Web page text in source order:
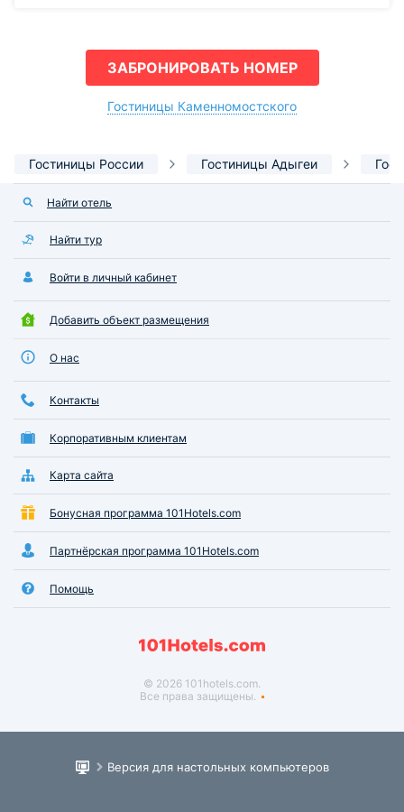
ЗАБРОНИРОВАТЬ НОМЕР
Гостиницы Каменномостского
Гостиницы России Гостиницы Адыгеи
Найти отель
Найти тур
Войти в личный кабинет
Добавить объект размещения
О нас
Контакты
Корпоративным клиентам
Карта сайта
Бонусная программа 101Hotels.com
Партнёрская программа 101Hotels.com
Помощь
© 2026 101hotels.com.
Все права защищены.
Версия для настольных компьютеров